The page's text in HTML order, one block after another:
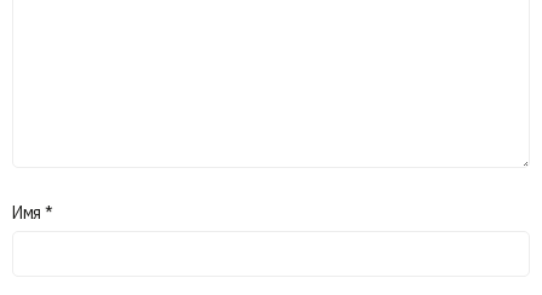
Имя *